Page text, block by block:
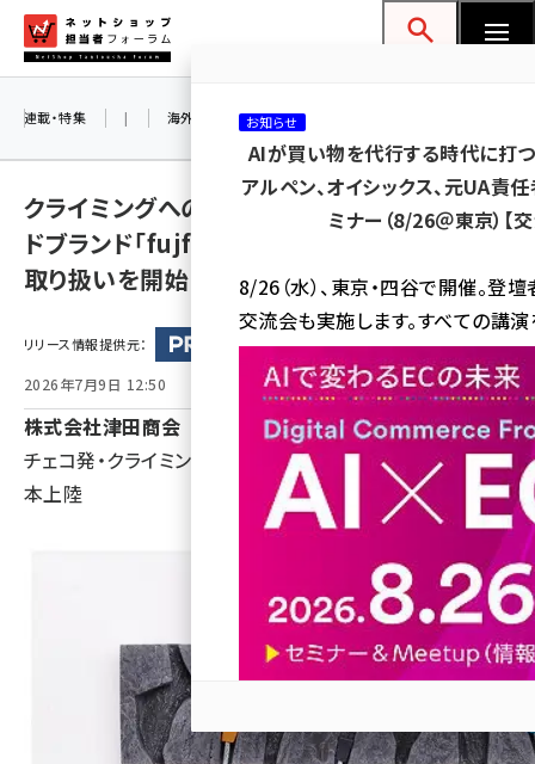
ン
ネットショップ担当者フォーラム
amazon (2249)
楽天 (1871)
連載・特集 | 海外 海外情報
クライミングへの情熱から生まれたハンドメイ
ドブランド「fujfuj（フイフイ）」、日本国内での
取り扱いを開始
リリース情報提供元：
2026年7月9日 12:50
株式会社津田商会
チェコ発・クライミングギア×インテリアの新ブランドが日
本上陸
お知らせ
AIが買い物を代行する時代に打つ
アルペン、オイシックス、元UA責
ミナー（8/26＠東京）【
8/26（水）、東京・四谷で開催。登
交流会も実施します。すべての講
参加登録はこちら↑